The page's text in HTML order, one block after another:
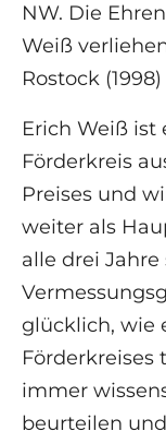
NW. Die
Weiß
Rostock
Erich Weiß ist
Förderkreis
Preises und
weiter als
alle drei
glücklich, wie
immer
beurteilen